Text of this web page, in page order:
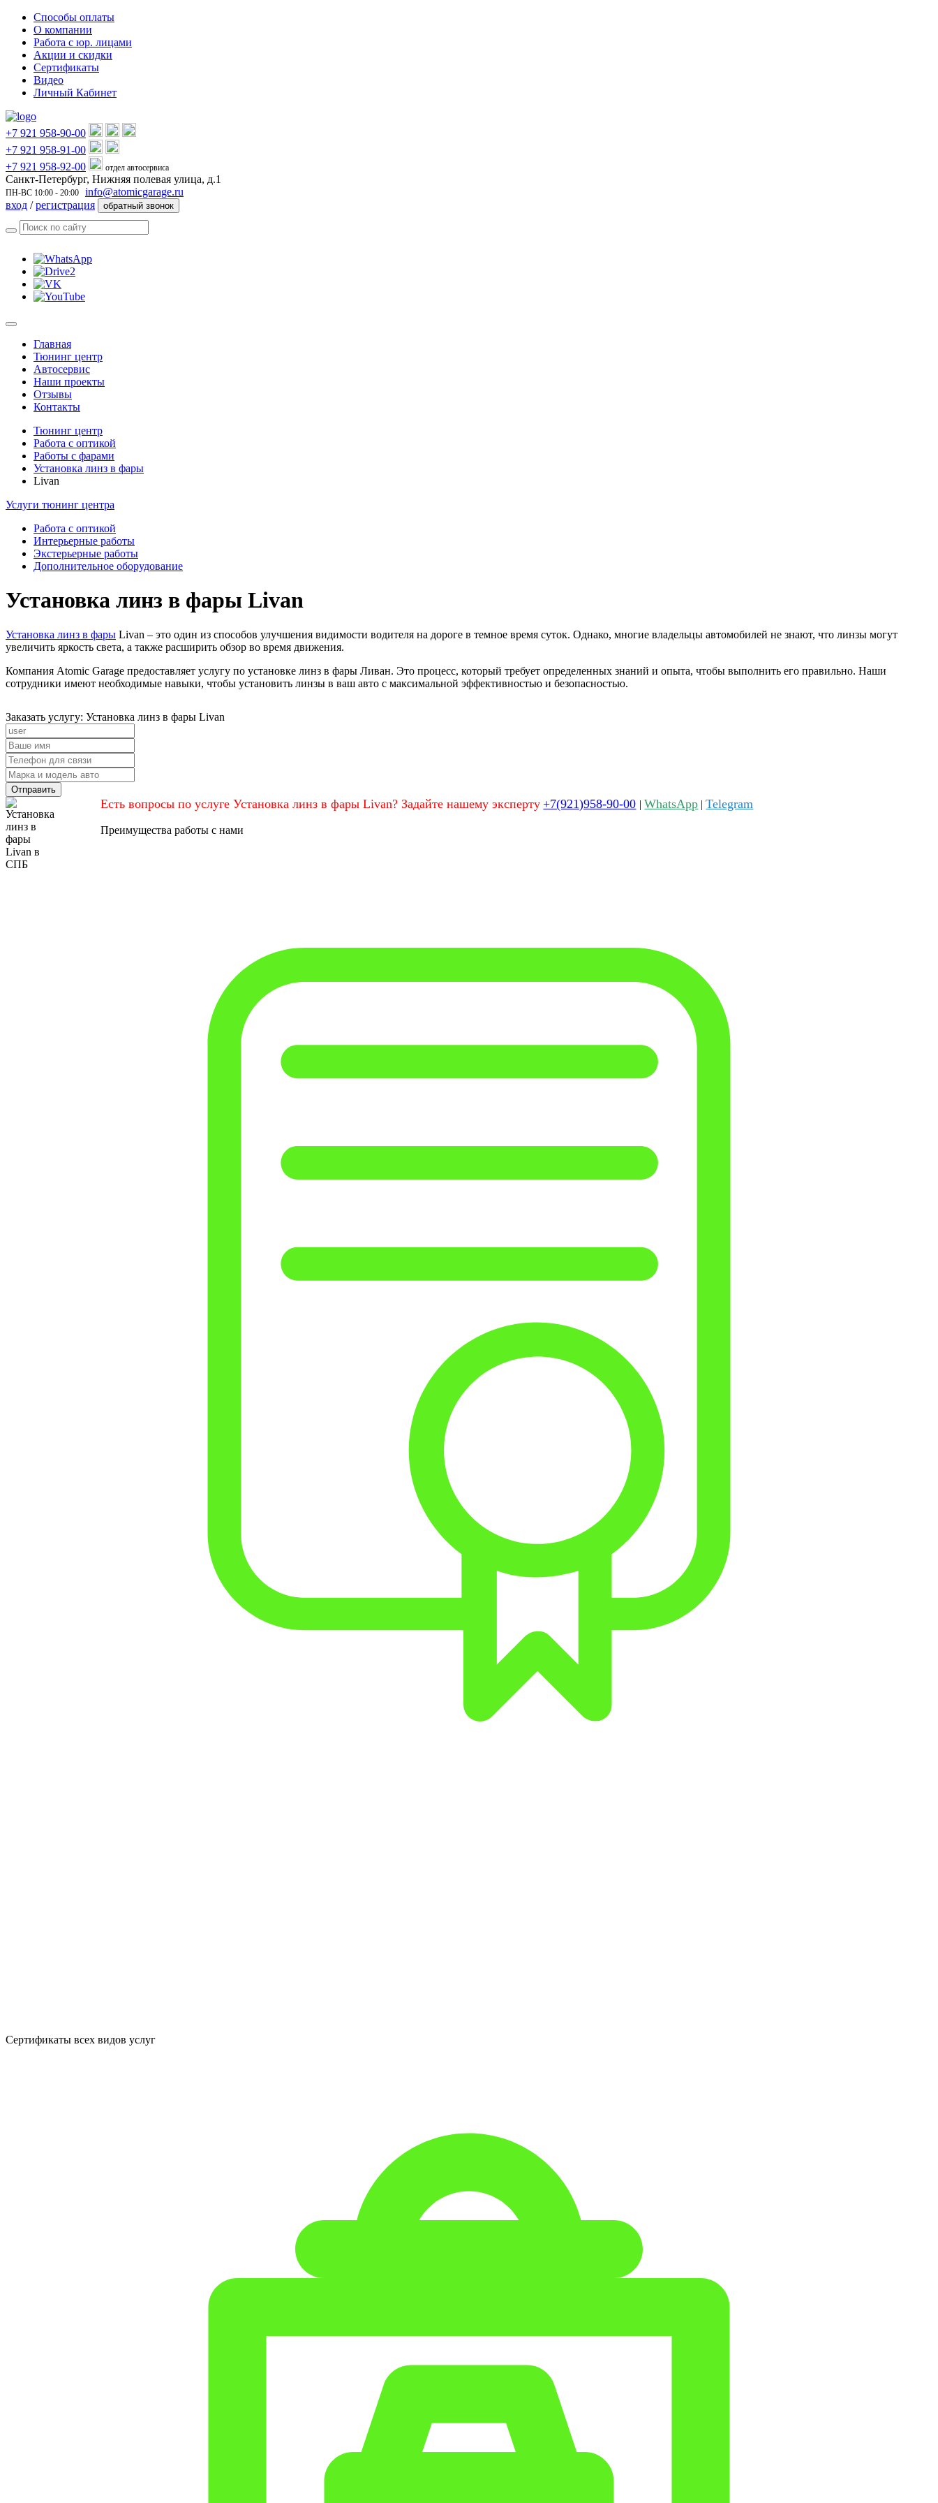
Способы оплаты
О компании
Работа с юр. лицами
Акции и скидки
Сертификаты
Видео
Личный Кабинет
+7 921 958-90-00
+7 921 958-91-00
+7 921 958-92-00
отдел автосервиса
Санкт-Петербург, Нижняя полевая улица, д.1
ПН-ВС 10:00 - 20:00
info@atomicgarage.ru
вход /регистрация обратный звонок
Toggle
navigationГлавная
Тюнинг центр
Автосервис
Наши проекты
Отзывы
Контакты
Тюнинг центр
Работа с оптикой
Работы с фарами
Установка линз в фары
Livan
Услуги тюнинг центра
Работа с оптикой
Интерьерные работы
Экстерьерные работы
Дополнительное оборудование
Установка линз в фары Livan
Установка линз в фары Livan – это один из способов улучшения видимости водителя на дороге в темное время суток. Однако, многие владельцы автомобилей не знают, что линзы могут
увеличить яркость света, а также расширить обзор во время движения.
Компания Atomic Garage предоставляет услугу по установке линз в фары Ливан. Это процесс, который требует определенных знаний и опыта, чтобы выполнить его правильно. Наши
сотрудники имеют необходимые навыки, чтобы установить линзы в ваш авто с максимальной эффективностью и безопасностью.
Заказать услугу: Установка линз в фары Livan
Отправить
Есть вопросы по услуге Установка линз в фары Livan? Задайте нашему эксперту +7(921)958-90-00 |WhatsApp |Telegram
Преимущества работы с нами
Сертификаты всех видов услуг